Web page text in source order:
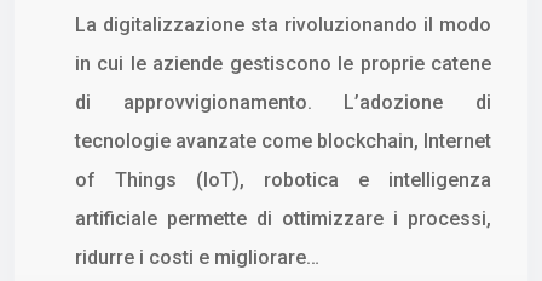
La digitalizzazione sta rivoluzionando il modo
in cui le aziende gestiscono le proprie catene
di approvvigionamento. L’adozione di
tecnologie avanzate come blockchain, Internet
of Things (IoT), robotica e intelligenza
artificiale permette di ottimizzare i processi,
ridurre i costi e migliorare…